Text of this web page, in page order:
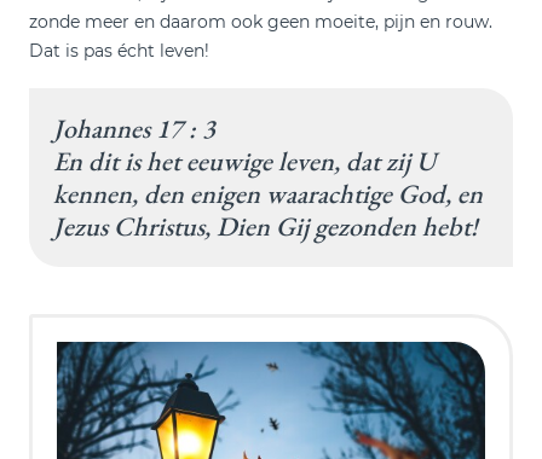
zonde meer en daarom ook geen moeite, pijn en rouw.
Dat is pas écht leven!
Johannes 17 : 3
En dit is het eeuwige leven, dat zij U
kennen, den enigen waarachtige God, en
Jezus Christus, Dien Gij gezonden hebt!